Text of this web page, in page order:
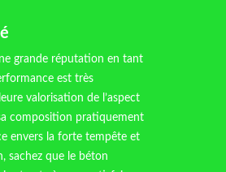
grande réputation en tant
est très
valorisation de l’aspect
composition pratiquement
envers la forte tempête et
sachez que le béton